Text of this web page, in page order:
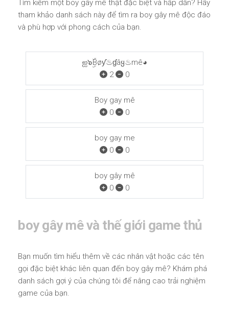
Tìm kiếm một boy gây mê thật đặc biệt và hấp dẫn? Hãy
tham khảo danh sách này để tìm ra boy gây mê độc đáo
và phù hợp với phong cách của bạn.
ஐ๖ۣۜBøƴ♨ɠâყ♨mê◕
2
0
Boy gay mê
0
0
boy gay me
0
0
boy gây mê
0
0
boy gây mê và thế giới game thủ
Bạn muốn tìm hiểu thêm về các nhân vật hoặc các tên
gọi đặc biệt khác liên quan đến boy gây mê? Khám phá
danh sách gợi ý của chúng tôi để nâng cao trải nghiệm
game của bạn.